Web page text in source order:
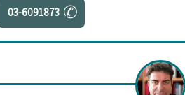
03-6091873